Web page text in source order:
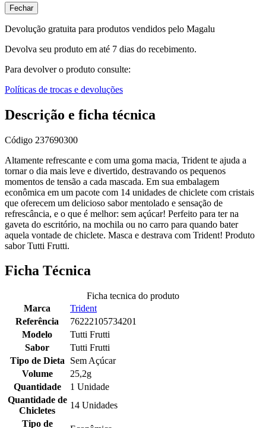
Fechar
Devolução gratuita para produtos vendidos pelo Magalu
Devolva seu produto em até 7 dias do recebimento.
Para devolver o produto consulte:
Políticas de trocas e devoluções
Descrição e ficha técnica
Código 237690300
Altamente refrescante e com uma goma macia, Trident te ajuda a
tornar o dia mais leve e divertido, destravando os pequenos
momentos de tensão a cada mascada. Em sua embalagem
econômica em um pacote com 14 unidades de chiclete com cristais
que oferecem um delicioso sabor mentolado e sensação de
refrescância, e o que é melhor: sem açúcar! Perfeito para ter na
gaveta do escritório, na mochila ou no carro para quando bater
aquela vontade de chiclete. Masca e destrava com Trident! Produto
sabor Tutti Frutti.
Ficha Técnica
Ficha tecnica do produto
Marca
Trident
Referência
76222105734201
Modelo
Tutti Frutti
Sabor
Tutti Frutti
Tipo de Dieta
Sem Açúcar
Volume
25,2g
Quantidade
1 Unidade
Quantidade de
Chicletes
14 Unidades
Tipo de